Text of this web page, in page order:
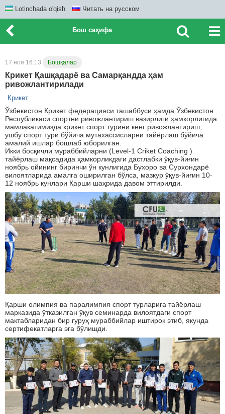
Lotinchada o'qish Читать на русском
Бош саҳифа
17 ноя 16:13 Бошқалар
Крикет Қашқадарё ва Самарқандда ҳам
ривожлантирилади
Крикет
Ўзбекистон Крикет федерацияси ташаббуси ҳамда Ўзбекистон
Республикаси спортни ривожлантириш вазирлиги ҳамкорлигида
мамлакатимизда крикет спорт турини кенг ривожлантириш,
ушбу спорт тури бўйича мутахассисларни тайёрлаш бўйича
амалий ишлар бошлаб юборилган.
Икки босқичли мураббийларни (Level-1 Criket Coaching )
тайёрлаш мақсадида ҳамкорликдаги дастлабки ўқув-йиғин
ноябрь ойининг биринчи ўн кунлигида Бухоро ва Сурхондарё
вилоятларида амалга оширилган бўлса, мазкур ўқув-йиғин 10-
12 ноябрь кунлари Қарши шаҳрида давом эттирилди.
Қарши олимпия ва паралимпия спорт турларига тайёрлаш
марказида ўтказилган ўқув семинарда вилоятдаги спорт
мактабларидан бир гуруҳ мураббийлар иштирок этиб, якунда
сертифекатларга эга бўлишди.